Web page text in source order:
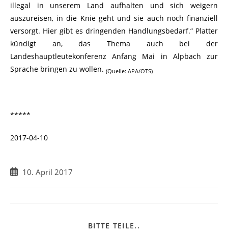
illegal in unserem Land aufhalten und sich weigern
auszureisen, in die Knie geht und sie auch noch finanziell
versorgt. Hier gibt es dringenden Handlungsbedarf.“ Platter
kündigt an, das Thema auch bei der
Landeshauptleutekonferenz Anfang Mai in Alpbach zur
Sprache bringen zu wollen. (Quelle: APA/OTS)
*****
2017-04-10
Beitrag10. April 2017
BITTE TEILE..